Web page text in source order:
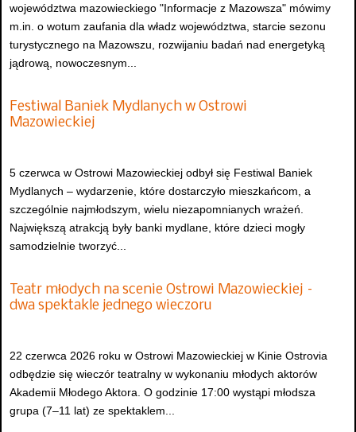
województwa mazowieckiego "Informacje z Mazowsza" mówimy
m.in. o wotum zaufania dla władz województwa, starcie sezonu
turystycznego na Mazowszu, rozwijaniu badań nad energetyką
jądrową, nowoczesnym...
Festiwal Baniek Mydlanych w Ostrowi
Mazowieckiej
5 czerwca w Ostrowi Mazowieckiej odbył się Festiwal Baniek
Mydlanych – wydarzenie, które dostarczyło mieszkańcom, a
szczególnie najmłodszym, wielu niezapomnianych wrażeń.
Największą atrakcją były banki mydlane, które dzieci mogły
samodzielnie tworzyć...
Teatr młodych na scenie Ostrowi Mazowieckiej –
dwa spektakle jednego wieczoru
22 czerwca 2026 roku w Ostrowi Mazowieckiej w Kinie Ostrovia
odbędzie się wieczór teatralny w wykonaniu młodych aktorów
Akademii Młodego Aktora. O godzinie 17:00 wystąpi młodsza
grupa (7–11 lat) ze spektaklem...